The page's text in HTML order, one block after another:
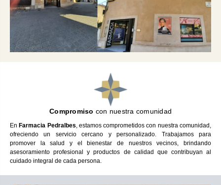
Compromiso con nuestra comunidad
EnFarmacia Pedralbes , estamos comprometidos con nuestra comunidad,
ofreciendo un servicio cercano y personalizado. Trabajamos para
promover la salud y el bienestar de nuestros vecinos, brindando
asesoramiento profesional y productos de calidad que contribuyan al
cuidado integral de cada persona.